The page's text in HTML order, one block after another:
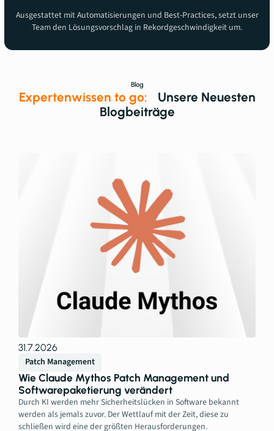
Ausgestattet mit Automatisierungen und Best-Practices, setzt unser
Team den Lösungsvorschlag in Rekordgeschwindigkeit um.
Blog
Expertenwissen to go: Unsere Neuesten
Blogbeiträge
31.7.2026
Patch Management
Wie Claude Mythos Patch Management und
Softwarepaketierung verändert
Durch KI werden mehr Sicherheitslücken in Software bekannt
werden als jemals zuvor. Der Wettlauf mit der Zeit, diese zu
schließen wird eine der größten Herausforderungen.